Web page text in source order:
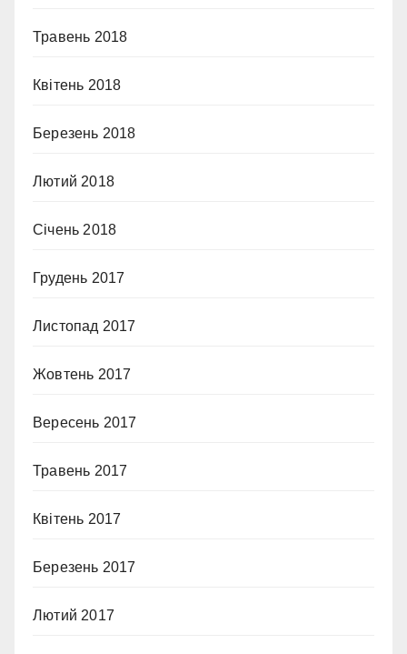
Травень 2018
Квітень 2018
Березень 2018
Лютий 2018
Січень 2018
Грудень 2017
Листопад 2017
Жовтень 2017
Вересень 2017
Травень 2017
Квітень 2017
Березень 2017
Лютий 2017